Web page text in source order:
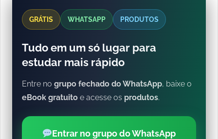
GRÁTIS WHATSAPP PRODUTOS
Tudo em um só lugar para
estudar mais rápido
Entre no grupo fechado do WhatsApp, baixe o
eBook gratuito e acesse os produtos.
Entrar no grupo do WhatsApp